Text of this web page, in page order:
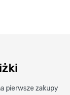
pierwsze zakupy